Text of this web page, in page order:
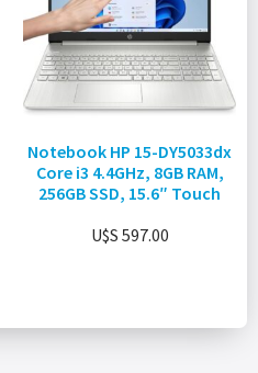
Notebook HP 15-DY5033dx
Core i3 4.4GHz, 8GB RAM,
256GB SSD, 15.6″ Touch
U$S 597.00